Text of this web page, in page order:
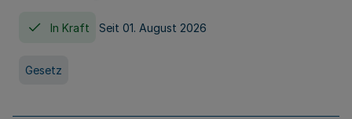
In Kraft Seit 01. August 2026
Gesetz